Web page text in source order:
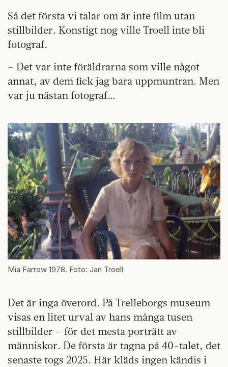
Så det första vi talar om är inte film utan
stillbilder. Konstigt nog ville Troell inte bli
fotograf.
– Det var inte föräldrarna som ville något
annat, av dem fick jag bara uppmuntran. Men
var ju nästan fotograf…
Mia Farrow 1978. Foto: Jan Troell
Det är inga överord. På Trelleborgs museum
visas en litet urval av hans många tusen
stillbilder – för det mesta porträtt av
människor. De första är tagna på 40-talet, det
senaste togs 2025. Här kläds ingen kändis i